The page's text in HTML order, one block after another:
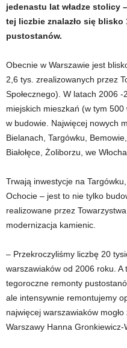
jedenastu lat władze stolicy
tej liczbie znalazło się
pustostanów.
Obecnie w Warszawie jest
2,6 tys. zrealizowanych przez
Społecznego). W latach 2006
miejskich mieszkań (w tym
w budowie. Najwięcej nowych
Bielanach, Targówku,
Białołęce, Żoliborzu, we
Trwają inwestycje na
Ochocie – jest to nie tylko
realizowane przez
modernizacja kamienic.
– Przekroczyliśmy liczbę 20
warszawiaków od 2006 roku.
tegoroczne remonty
ale intensywnie remontujemy
najwięcej warszawiaków
Warszawy Hanna Gronkiewicz-